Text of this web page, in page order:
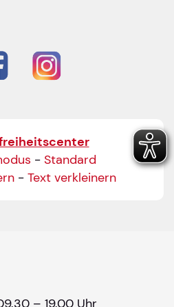
- Standard
- Text verkleinern
– 19.00 Uhr